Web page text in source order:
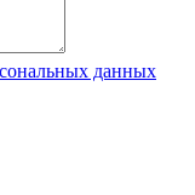
данных